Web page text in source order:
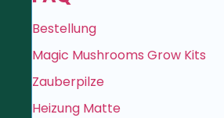
Bestellung
Magic Mushrooms Grow Kits
Zauberpilze
Heizung Matte